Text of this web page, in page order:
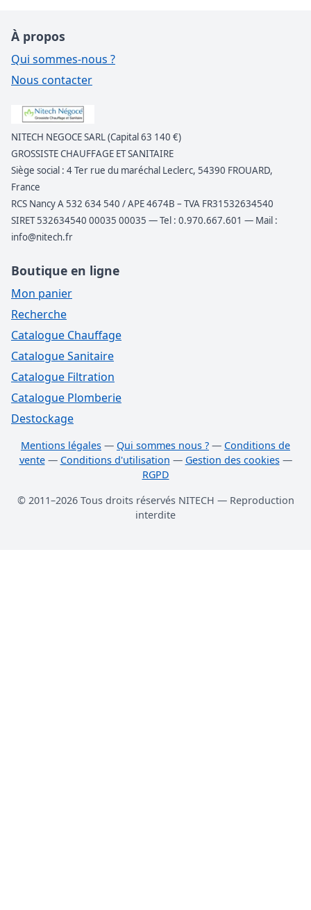
À propos
Qui sommes-nous ?
Nous contacter
NITECH NEGOCE SARL (Capital 63 140 €)
GROSSISTE CHAUFFAGE ET SANITAIRE
Siège social : 4 Ter rue du maréchal Leclerc, 54390 FROUARD,
France
RCS Nancy A 532 634 540 / APE 4674B – TVA FR31532634540
SIRET 532634540 00035 00035 — Tel : 0.970.667.601 — Mail :
info@nitech.fr
Boutique en ligne
Mon panier
Recherche
Catalogue Chauffage
Catalogue Sanitaire
Catalogue Filtration
Catalogue Plomberie
Destockage
Mentions légales — Qui sommes nous ? — Conditions de
vente— Conditions d'utilisation — Gestion des cookies—
RGPD
© 2011–2026 Tous droits réservés NITECH — Reproduction
interdite